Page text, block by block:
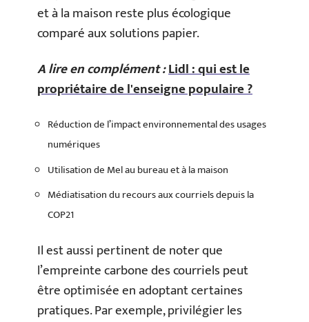
et à la maison reste plus écologique
comparé aux solutions papier.
A lire en complément :Lidl : qui est le
propriétaire de l'enseigne populaire ?
Réduction de l’impact environnemental des usages
numériques
Utilisation de Mel au bureau et à la maison
Médiatisation du recours aux courriels depuis la
COP21
Il est aussi pertinent de noter que
l’empreinte carbone des courriels peut
être optimisée en adoptant certaines
pratiques. Par exemple, privilégier les